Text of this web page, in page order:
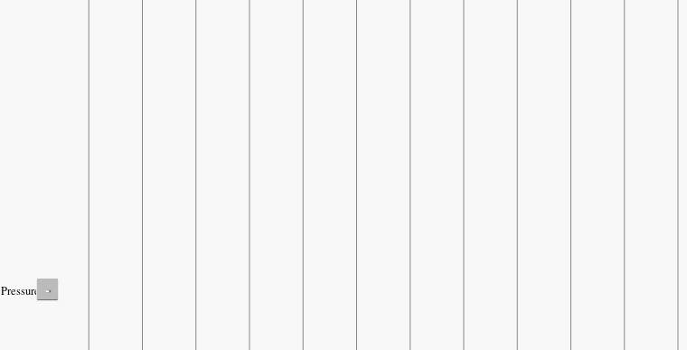
Pressure -